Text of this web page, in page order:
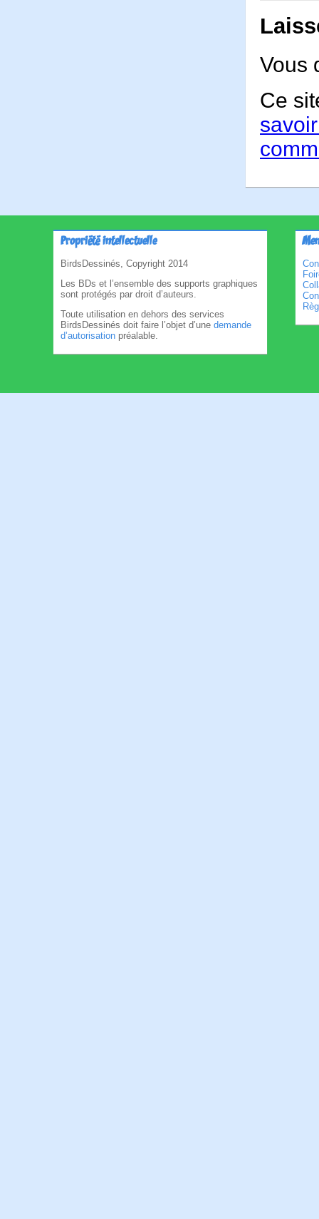
Vous
Ce
Propriété intellectuelle
BirdsDessinés, Copyright 2014
Les BDs et l’ensemble des supports graphiques
sont protégés par droit d’auteurs.
Toute utilisation en dehors des services
BirdsDessinés doit faire l’objet d’une demande
d’autorisation préalable.